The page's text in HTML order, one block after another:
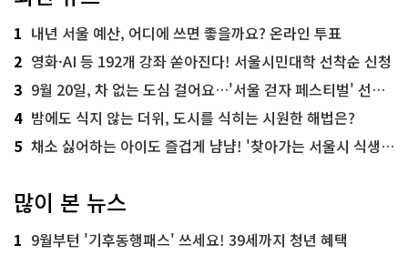
1 내년 서울 예산, 어디에 쓰면 좋을까요? 온라인 투표
2 영화·AI 등 192개 강좌 쏟아진다! 서울시민대학 선착순 신청
3 9월 20일, 차 없는 도심 걸어요…'서울 걷자 페스티벌' 선착순 5천명
4 밤에도 식지 않는 더위, 도시를 식히는 시원한 해법은?
5 채소 싫어하는 아이도 즐겁게 냠냠! '찾아가는 서울시 식생활 교육' 현장
많이 본 뉴스
1 9월부턴 '기후동행패스' 쓰세요! 39세까지 청년 혜택